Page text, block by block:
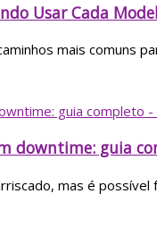
Usar Cada
mais comuns
downtime: guia
mas é